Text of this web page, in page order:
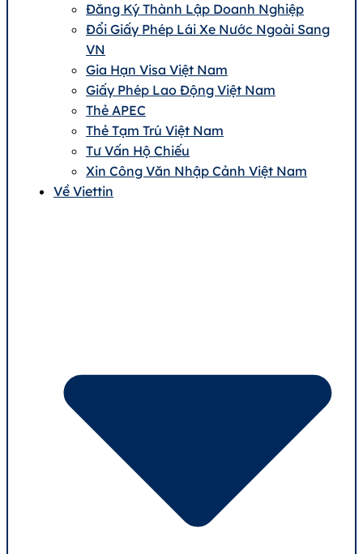
Đăng Ký Thành Lập Doanh Nghiệp
Đổi Giấy Phép Lái Xe Nước Ngoài Sang
VN
Gia Hạn Visa Việt Nam
Giấy Phép Lao Động Việt Nam
Thẻ APEC
Thẻ Tạm Trú Việt Nam
Tư Vấn Hộ Chiếu
Xin Công Văn Nhập Cảnh Việt Nam
Về Viettin